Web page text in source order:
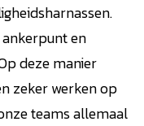
en
deze manier
zeker werken op
teams allemaal